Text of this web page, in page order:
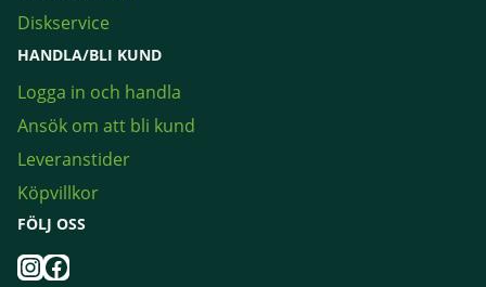
Diskservice
HANDLA/BLI KUND
Logga in och handla
Ansök om att bli kund
Leveranstider
Köpvillkor
FÖLJ OSS